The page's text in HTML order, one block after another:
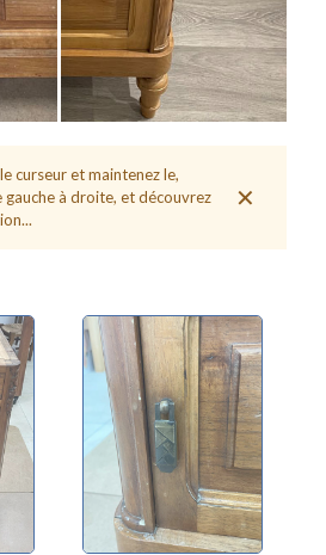
curseur et maintenez le,
gauche à droite, et découvrez
✕